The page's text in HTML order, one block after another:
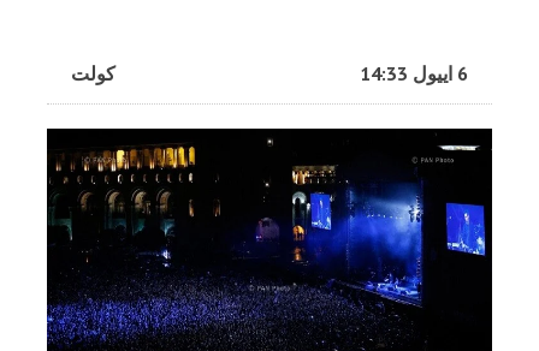
کولت 6 اییول 14:33